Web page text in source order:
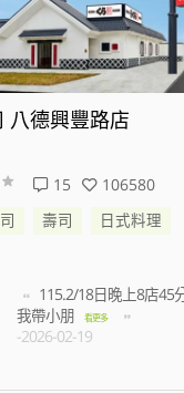
松江南京店
94
472014
壽司 日式料理
等了半小時以上都還沒
有預約未到候補的名額
多